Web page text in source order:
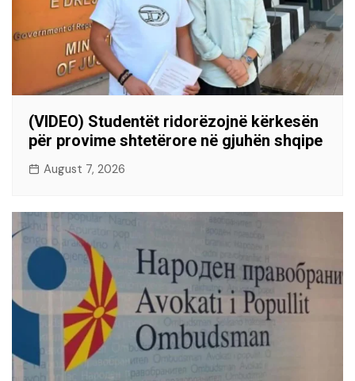
(VIDEO) Studentët ridorëzojnë kërkesën
për provime shtetërore në gjuhën shqipe
August 7, 2026